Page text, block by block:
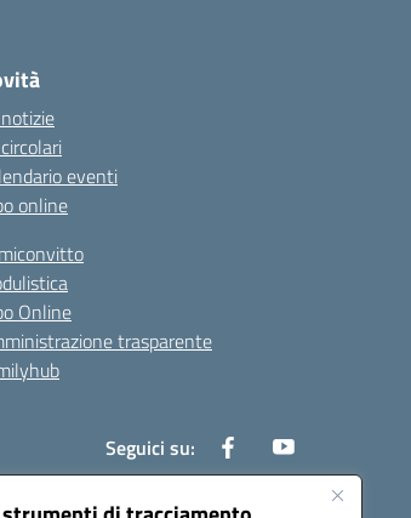
eventi
online
Online
trasparente
Seguici su: